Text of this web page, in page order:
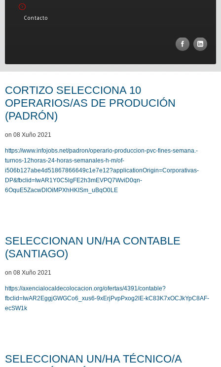
Contacto
CORTIZO SELECCIONA 10
OPERARIOS/AS DE PRODUCIÓN
(PADRÓN)
on 08 Xuño 2021
https://www.infojobs.net/padron/operario-produccion-pvc-fines-semana.-
turnos-12horas-24-horas-semanales-h-m/of-
i506b127abe4d51867866649c1e7e12?applicationOrigin=Corporativas-
DP&fbclid=IwAR1Y0C5lgFE2h3mEVPQ7WviD0qn-
6OquE5ZacwDlOiMPXhHKISm_uBqO0LE
SELECCIONAN UN/HA CONTABLE
(SANTIAGO)
on 08 Xuño 2021
https://axencialocaldecolocacion.org/ofertas/4391/contable?
fbclid=IwAR2EggjGWGCo6_xus6-9xErjPvpPxog2lE-kC83K7xOCJkYpC8AF-
ecSW1k
SELECCIONAN UN/HA TÉCNICO/A